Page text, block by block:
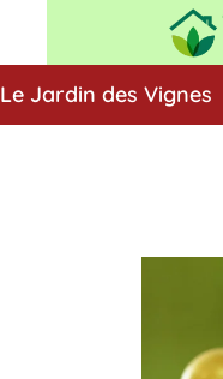
Le Jardin des Vignes